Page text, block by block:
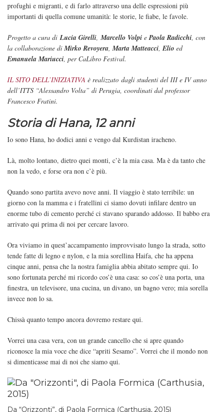
profughi e migranti, e di farlo attraverso una delle espressioni più
importanti di quella comune umanità: le storie, le fiabe, le favole.
Progetto a cura di Lucia Girelli Marcello Volpi ePaola Radicchi con
la collaborazione diMirko Revoyera Marta Matteacci Elio ed
Emanuela Mariucci , per CaLibro Festival.
IL SITO DELL’INIZIATIVA è realizzato dagli studenti del III e IV anno
dell’ITTS “Alessandro Volta” di Perugia, coordinati dal professor
Francesco Fratini.
Storia di Hana, 12 anni
Io sono Hana, ho dodici anni e vengo dal Kurdistan iracheno.
Là, molto lontano, dietro quei monti, c’è la mia casa. Ma è da tanto che
non la vedo, e forse ora non c’è più.
Quando sono partita avevo nove anni. Il viaggio è stato terribile: un
giorno con la mamma e i fratellini ci siamo dovuti infilare dentro un
enorme tubo di cemento perché ci stavano sparando addosso. Il babbo era
arrivato qui prima di noi per cercare lavoro.
Ora viviamo in quest’accampamento improvvisato lungo la strada, sotto
tende fatte di legno e nylon, e la mia sorellina Haifa, che ha appena
cinque anni, pensa che la nostra famiglia abbia abitato sempre qui. Io
sono fortunata perché mi ricordo cos’è una casa: so cos’è una porta, una
finestra, un televisore, una cucina, un divano, un bagno vero; mia sorella
invece non lo sa.
Chissà quanto tempo ancora dovremo restare qui.
Vorrei una casa vera, con un grande cancello che si apre quando
riconosce la mia voce che dice “apriti Sesamo”. Vorrei che il mondo non
si dimenticasse mai di noi che siamo qui.
Da “Orizzonti”, di Paola Formica (Carthusia, 2015)